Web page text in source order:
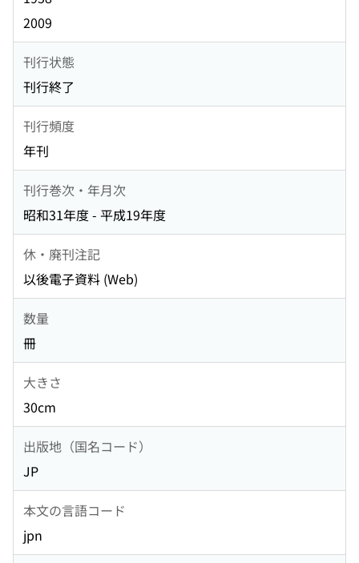
2009
刊行状態
刊行終了
刊行頻度
年刊
刊行巻次・年月次
昭和31年度 - 平成19年度
休・廃刊注記
以後電子資料 (Web)
数量
冊
大きさ
30cm
出版地（国名コード）
JP
本文の言語コード
jpn